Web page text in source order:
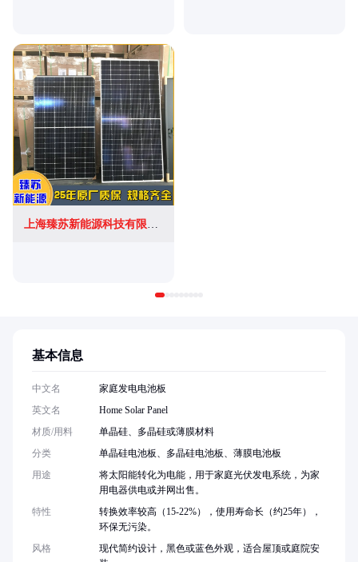
基本信息
中文名
家庭发电电池板
英文名
Home Solar Panel
材质/用料
单晶硅、多晶硅或薄膜材料
分类
单晶硅电池板、多晶硅电池板、薄膜电池板
用途
将太阳能转化为电能，用于家庭光伏发电系统，为家
用电器供电或并网出售。
特性
转换效率较高（15-22%），使用寿命长（约25年），
环保无污染。
风格
现代简约设计，黑色或蓝色外观，适合屋顶或庭院安